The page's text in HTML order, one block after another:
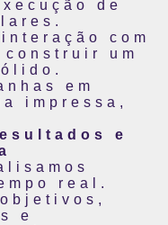
de
com
um
em
impressa,
e
real.
e